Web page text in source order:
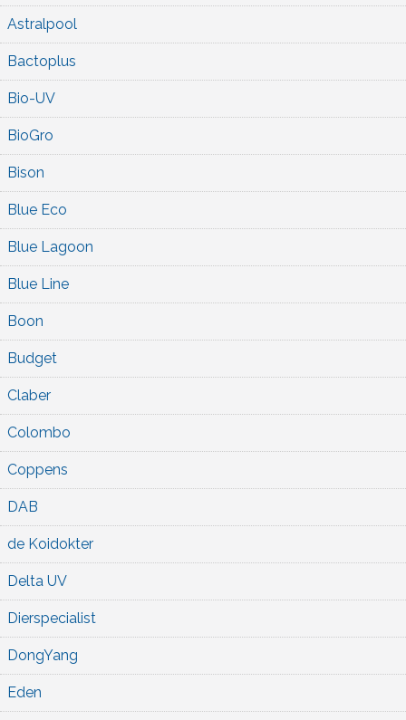
Astralpool
Bactoplus
Bio-UV
BioGro
Bison
Blue Eco
Blue Lagoon
Blue Line
Boon
Budget
Claber
Colombo
Coppens
DAB
de Koidokter
Delta UV
Dierspecialist
DongYang
Eden